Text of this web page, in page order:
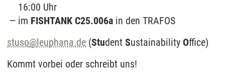
16:00 Uhr
im FISHTANK C25.006a in den TRAFOS
stuso@leuphana.de (Student Sustainability Office)
Kommt vorbei oder schreibt uns!